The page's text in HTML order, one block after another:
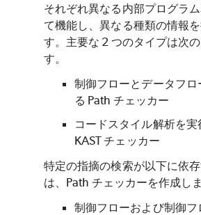
それぞれ異なる内部プログラ
て機能し、異なる種類の情報
す。主要な 2 つのタイプは次
す。
制御フローとデータフロ
る Path チェッカー
コードスタイル解析を実
KAST チェッカー
特定の指摘の検索が以下に依
は、Path チェッカーを作成しま
制御フローおよび制御フ